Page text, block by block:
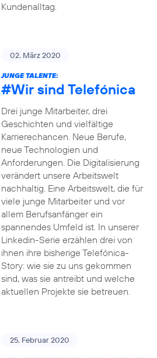
Kundenalltag.
02. März 2020
JUNGE TALENTE:
#Wirsind Telefónica
Drei junge Mitarbeiter, drei
Geschichten und vielfältige
Karrierechancen. Neue Berufe,
neue Technologien und
Anforderungen. Die Digitalisierung
verändert unsere Arbeitswelt
nachhaltig. Eine Arbeitswelt, die für
viele junge Mitarbeiter und vor
allem Berufsanfänger ein
spannendes Umfeld ist. In unserer
Linkedin-Serie erzählen drei von
ihnen ihre bisherige Telefónica-
Story: wie sie zu uns gekommen
sind, was sie antreibt und welche
aktuellen Projekte sie betreuen.
25. Februar 2020